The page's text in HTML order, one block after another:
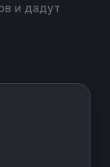
и дадут